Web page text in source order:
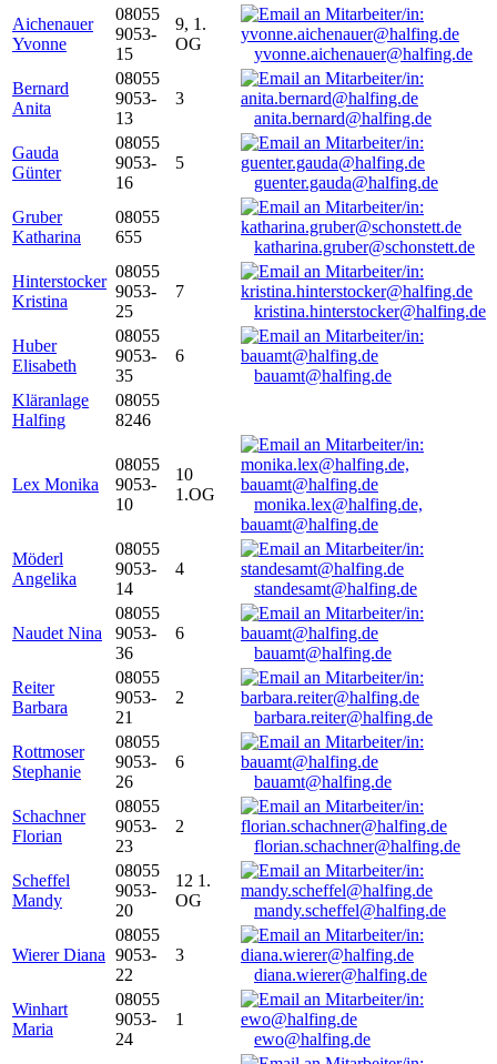
Aichenauer
Yvonne
08055
9053-
15
9, 1.
OG
yvonne.aichenauer@halfing.de
Bernard
Anita
08055
9053-
13
3
anita.bernard@halfing.de
Gauda
Günter
08055
9053-
16
5
guenter.gauda@halfing.de
Gruber
Katharina
08055
655
katharina.gruber@schonstett.de
Hinterstocker
Kristina
08055
9053-
25
7
kristina.hinterstocker@halfing.de
Huber
Elisabeth
08055
9053-
35
6
bauamt@halfing.de
Kläranlage
Halfing
08055
8246
Lex Monika
08055
9053-
10
10
1.OG
monika.lex@halfing.de,
bauamt@halfing.de
Möderl
Angelika
08055
9053-
14
4
standesamt@halfing.de
Naudet Nina
08055
9053-
36
6
bauamt@halfing.de
Reiter
Barbara
08055
9053-
21
2
barbara.reiter@halfing.de
Rottmoser
Stephanie
08055
9053-
26
6
bauamt@halfing.de
Schachner
Florian
08055
9053-
23
2
florian.schachner@halfing.de
Scheffel
Mandy
08055
9053-
20
12 1.
OG
mandy.scheffel@halfing.de
Wierer Diana
08055
9053-
22
3
diana.wierer@halfing.de
Winhart
Maria
08055
9053-
24
1
ewo@halfing.de